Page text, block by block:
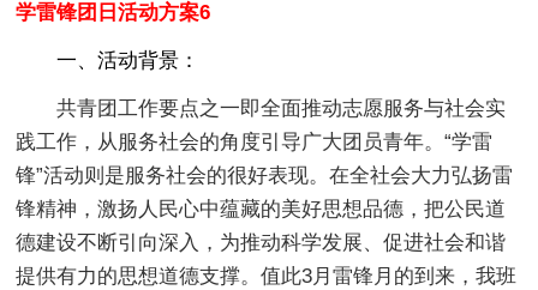
学雷锋团日活动方案6
一、活动背景 ：
共青团工作要点之一即全面推动志愿服务与社会实
践工作，从服务社会的角度引导广大团员青年。“学雷
锋”活动则是服务社会的很好表现。在全社会大力弘扬雷
锋精神，激扬人民心中蕴藏的美好思想品德，把公民道
德建设不断引向深入，为推动科学发展、促进社会和谐
提供有力的思想道德支撑。值此3月雷锋月的到来，我班